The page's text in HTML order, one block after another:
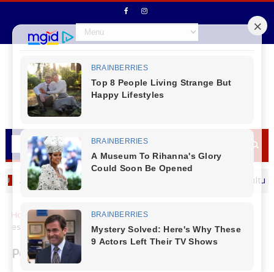
saúde de Virmond segue em movimento A cultura de
Home Cidades
Porto de Paranaguá recebe grandes
estruturas metálicas do Exército Brasileiro
Porto de Paranaguá recebe grandes